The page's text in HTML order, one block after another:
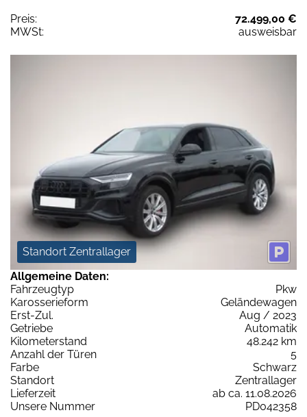
Preis:
72.499,00 €
MWSt:
ausweisbar
Standort Zentrallager
Allgemeine Daten:
Fahrzeugtyp
Pkw
Karosserieform
Geländewagen
Erst-Zul.
Aug / 2023
Getriebe
Automatik
Kilometerstand
48.242 km
Anzahl der Türen
5
Farbe
Schwarz
Standort
Zentrallager
Lieferzeit
ab ca. 11.08.2026
Unsere Nummer
PD042358